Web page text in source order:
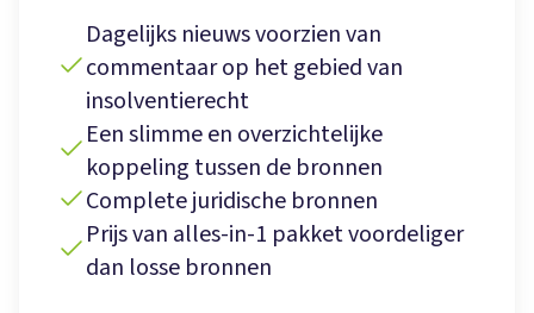
Dagelijks nieuws voorzien van
commentaar op het gebied van
insolventierecht
Een slimme en overzichtelijke
koppeling tussen de bronnen
Complete juridische bronnen
Prijs van alles-in-1 pakket voordeliger
dan losse bronnen